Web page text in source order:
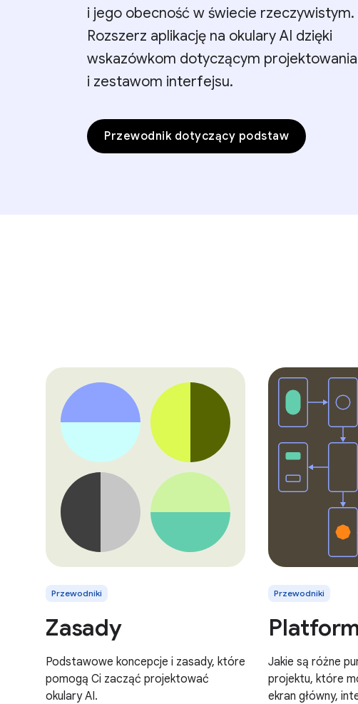
i jego obecność w świecie rzeczywistym.
Rozszerz aplikację na okulary AI dzięki
wskazówkom dotyczącym projektowania
i zestawom interfejsu.
Przewodnik dotyczący podstaw
Przewodniki
Zasady
Podstawowe koncepcje i zasady, które
pomogą Ci zacząć projektować
okulary AI.
Przewodniki
Jakie są różne
projektu, które
ekran główny,